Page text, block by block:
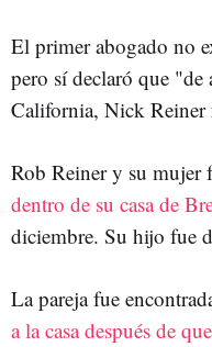
El primer abogado no
pero sí declaró que "de
California, Nick Reiner
Rob Reiner y su mujer
dentro de su casa de
diciembre. Su hijo fue
La pareja fue
a la casa después de